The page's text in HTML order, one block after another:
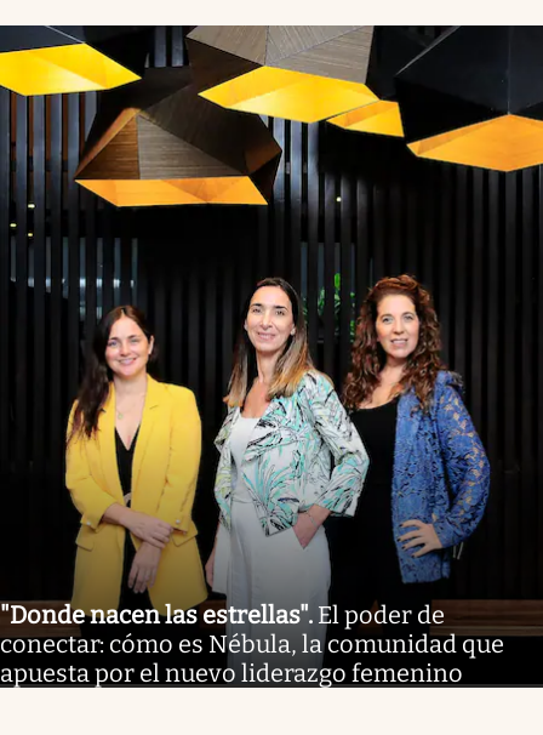
"Donde nacen las estrellas". El poder de
conectar: cómo es Nébula, la comunidad que
apuesta por el nuevo liderazgo femenino